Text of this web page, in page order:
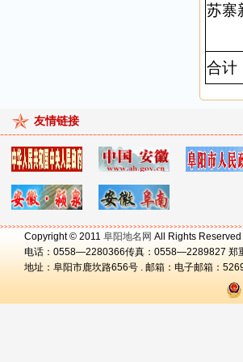
苏寨
合计
友情链接
Copyright © 2011 阜阳地名网 All Rights Reserved
电话：0558—2280366传真：0558—2289827 郑
地址：阜阳市鹿坎路656号 . 邮箱：电子邮箱：